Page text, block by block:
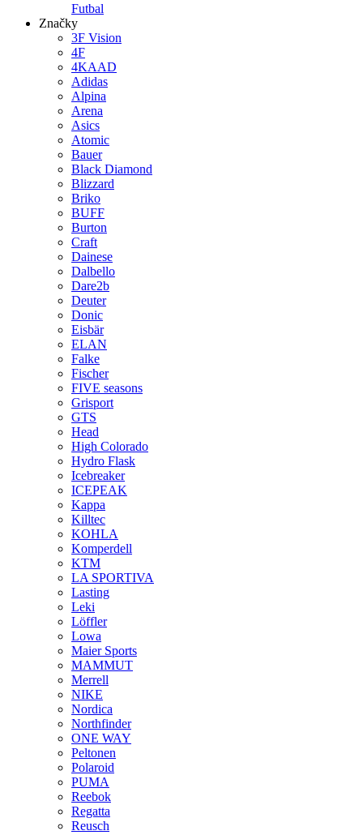
Futbal
Značky
3F Vision
4F
4KAAD
Adidas
Alpina
Arena
Asics
Atomic
Bauer
Black Diamond
Blizzard
Briko
BUFF
Burton
Craft
Dainese
Dalbello
Dare2b
Deuter
Donic
Eisbär
ELAN
Falke
Fischer
FIVE seasons
Grisport
GTS
Head
High Colorado
Hydro Flask
Icebreaker
ICEPEAK
Kappa
Killtec
KOHLA
Komperdell
KTM
LA SPORTIVA
Lasting
Leki
Löffler
Lowa
Maier Sports
MAMMUT
Merrell
NIKE
Nordica
Northfinder
ONE WAY
Peltonen
Polaroid
PUMA
Reebok
Regatta
Reusch